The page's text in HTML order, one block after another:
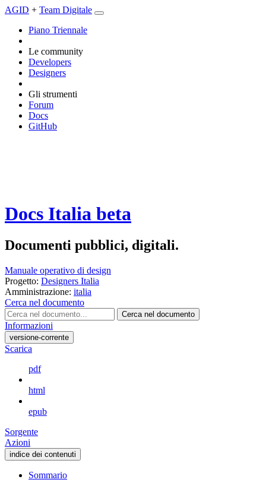
AGID + Team Digitale
Piano Triennale
Le community
Developers
Designers
Gli strumenti
Forum
Docs
GitHub
Docs Italia beta
Documenti pubblici, digitali.
Manuale operativo di design
Progetto: Designers Italia
Amministrazione: italia
Cerca nel documento
Cerca nel documento
Informazioni
versione-corrente
Scarica
pdf
html
epub
Sorgente
Azioni
indice dei contenuti
Sommario